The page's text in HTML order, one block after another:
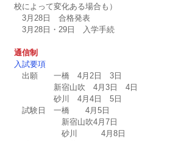
校によって変化ある場合も）
3月28日　合格発表
3月28日・29日　入学手続
通信制
入試要項
出願　　一橋　4月2日　3日
新宿山吹　4月3日　4日
砂川　4月4日　5日
試験日　一橋　　4月5日
新宿山吹4月7日
砂川　　　4月8日